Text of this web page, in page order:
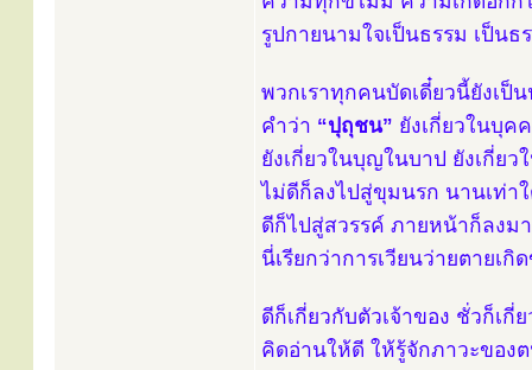
รูปกายนามใจเป็นธรรม เป็น
พวกเราทุกคนบัดเดี๋ยวนี้ยังเป็
คำว่า “ปุถุชน” ยังเกี่ยวในบุค
ยังเกี่ยวในบุญในบาป ยังเกี่ย
ไม่ดีก็ลงไปสู่ขุมนรก นานเท่า
ดีก็ไปสู่สวรรค์ ภายหน้าก็ลงม
นี่เรียกว่าการเวียนว่ายตายเ
ดีก็เกี่ยวกับตัวเจ้าของ ชั่วก็เ
คิดอ่านให้ดี ให้รู้จักภาวะของต